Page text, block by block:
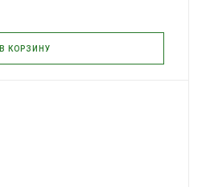
В КОРЗИНУ